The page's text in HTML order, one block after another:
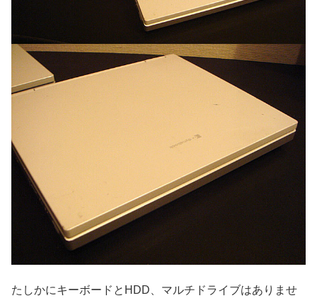
たしかにキーボードとHDD、マルチドライブはありませ